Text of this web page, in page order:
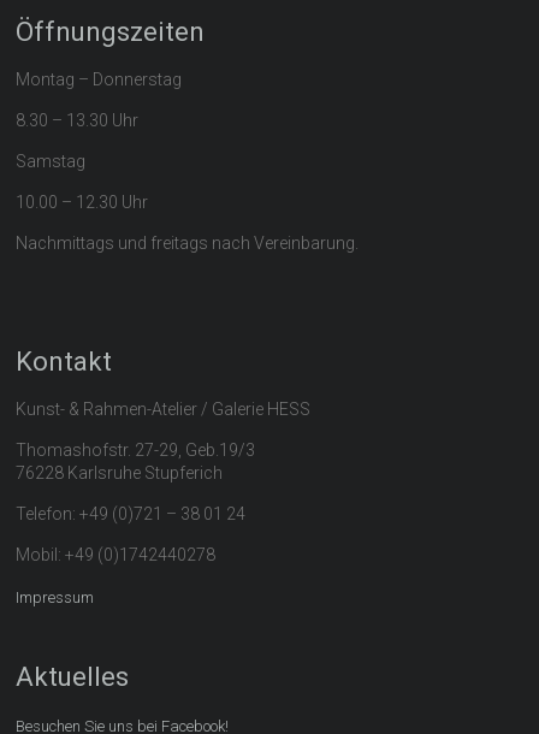
Öffnungszeiten
Montag – Donnerstag
8.30 – 13.30 Uhr
Samstag
10.00 – 12.30 Uhr
Nachmittags und freitags nach Vereinbarung.
Kontakt
Kunst- & Rahmen-Atelier / Galerie HESS
Thomashofstr. 27-29, Geb.19/3
76228 Karlsruhe Stupferich
Telefon: +49 (0)721 – 38 01 24
Mobil: +49 (0)1742440278
Impressum
Aktuelles
Besuchen Sie uns bei Facebook!